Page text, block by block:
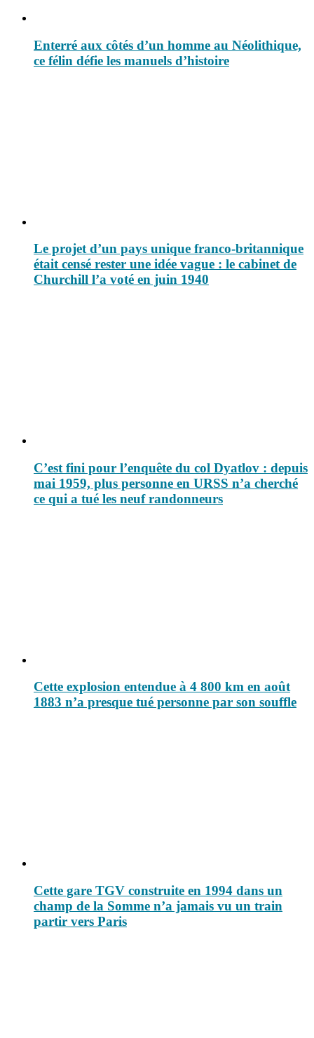
Enterré aux côtés d’un homme au Néolithique,
ce félin défie les manuels d’histoire
Le projet d’un pays unique franco-britannique
était censé rester une idée vague : le cabinet de
Churchill l’a voté en juin 1940
C’est fini pour l’enquête du col Dyatlov : depuis
mai 1959, plus personne en URSS n’a cherché
ce qui a tué les neuf randonneurs
Cette explosion entendue à 4 800 km en août
1883 n’a presque tué personne par son souffle
Cette gare TGV construite en 1994 dans un
champ de la Somme n’a jamais vu un train
partir vers Paris